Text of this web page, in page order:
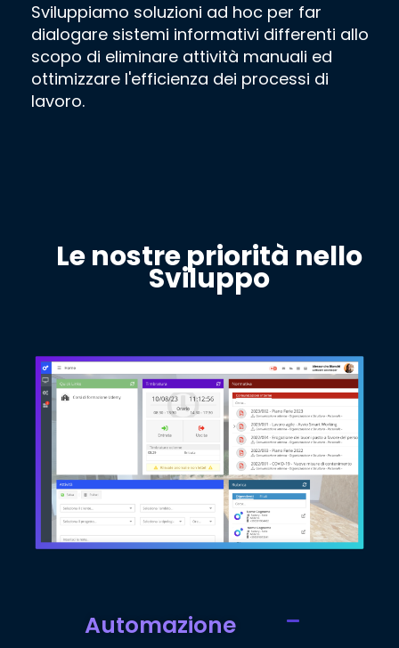
Sviluppiamo soluzioni ad hoc per far
dialogare sistemi informativi differenti allo
scopo di eliminare attività manuali ed
ottimizzare l'efficienza dei processi di
lavoro.
Le nostre priorità nello
Sviluppo
Automazione